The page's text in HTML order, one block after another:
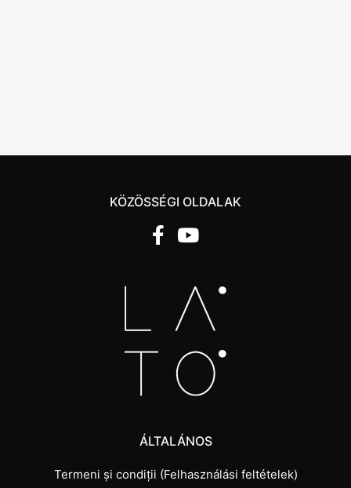
KÖZÖSSÉGI OLDALAK
ÁLTALÁNOS
Termeni și condiții (Felhasználási feltételek)